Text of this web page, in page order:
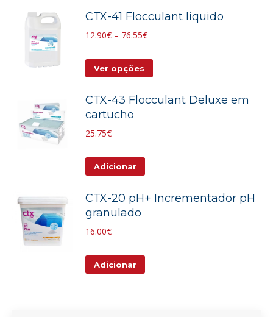
62.40€
has
may
page
CTX-41 Flocculant líquido
12.90€ – 76.55€Price
76.55€
Ver opções
has
be
CTX-43 Flocculant Deluxe em
cartucho
25.75€
Adicionar
CTX-20 pH+ Incrementador pH
granulado
16.00€
Adicionar